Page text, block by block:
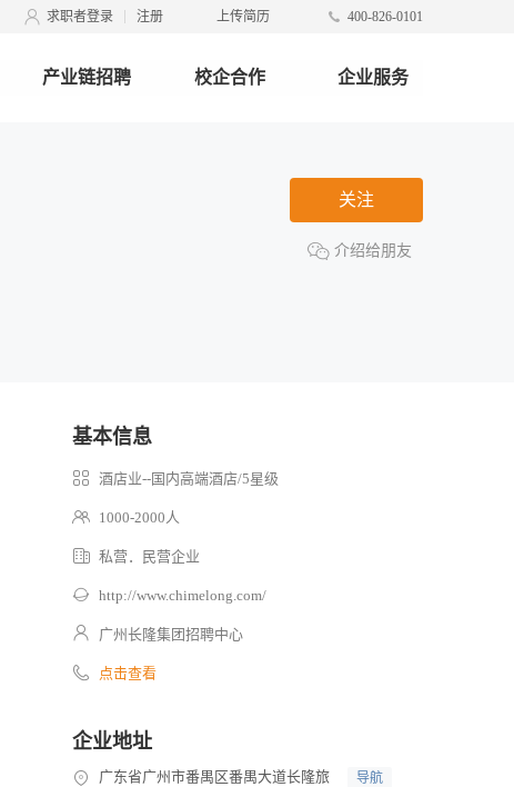
求职者登录 注册 上传简历 400-826-0101
产业链招聘 校企合作 企业服务
关注
介绍给朋友
基本信息
酒店业--国内高端酒店/5星级
1000-2000人
私营．民营企业
http://www.chimelong.com/
广州长隆集团招聘中心
点击查看
企业地址
广东省广州市番禺区番禺大道长隆旅
导航